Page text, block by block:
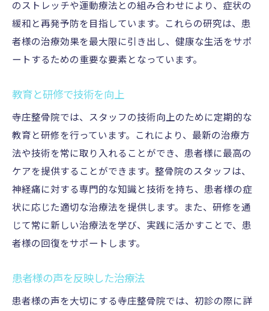
のストレッチや運動療法との組み合わせにより、症状の
緩和と再発予防を目指しています。これらの研究は、患
者様の治療効果を最大限に引き出し、健康な生活をサポ
ートするための重要な要素となっています。
教育と研修で技術を向上
寺庄整骨院では、スタッフの技術向上のために定期的な
教育と研修を行っています。これにより、最新の治療方
法や技術を常に取り入れることができ、患者様に最高の
ケアを提供することができます。整骨院のスタッフは、
神経痛に対する専門的な知識と技術を持ち、患者様の症
状に応じた適切な治療法を提供します。また、研修を通
じて常に新しい治療法を学び、実践に活かすことで、患
者様の回復をサポートします。
患者様の声を反映した治療法
患者様の声を大切にする寺庄整骨院では、初診の際に詳